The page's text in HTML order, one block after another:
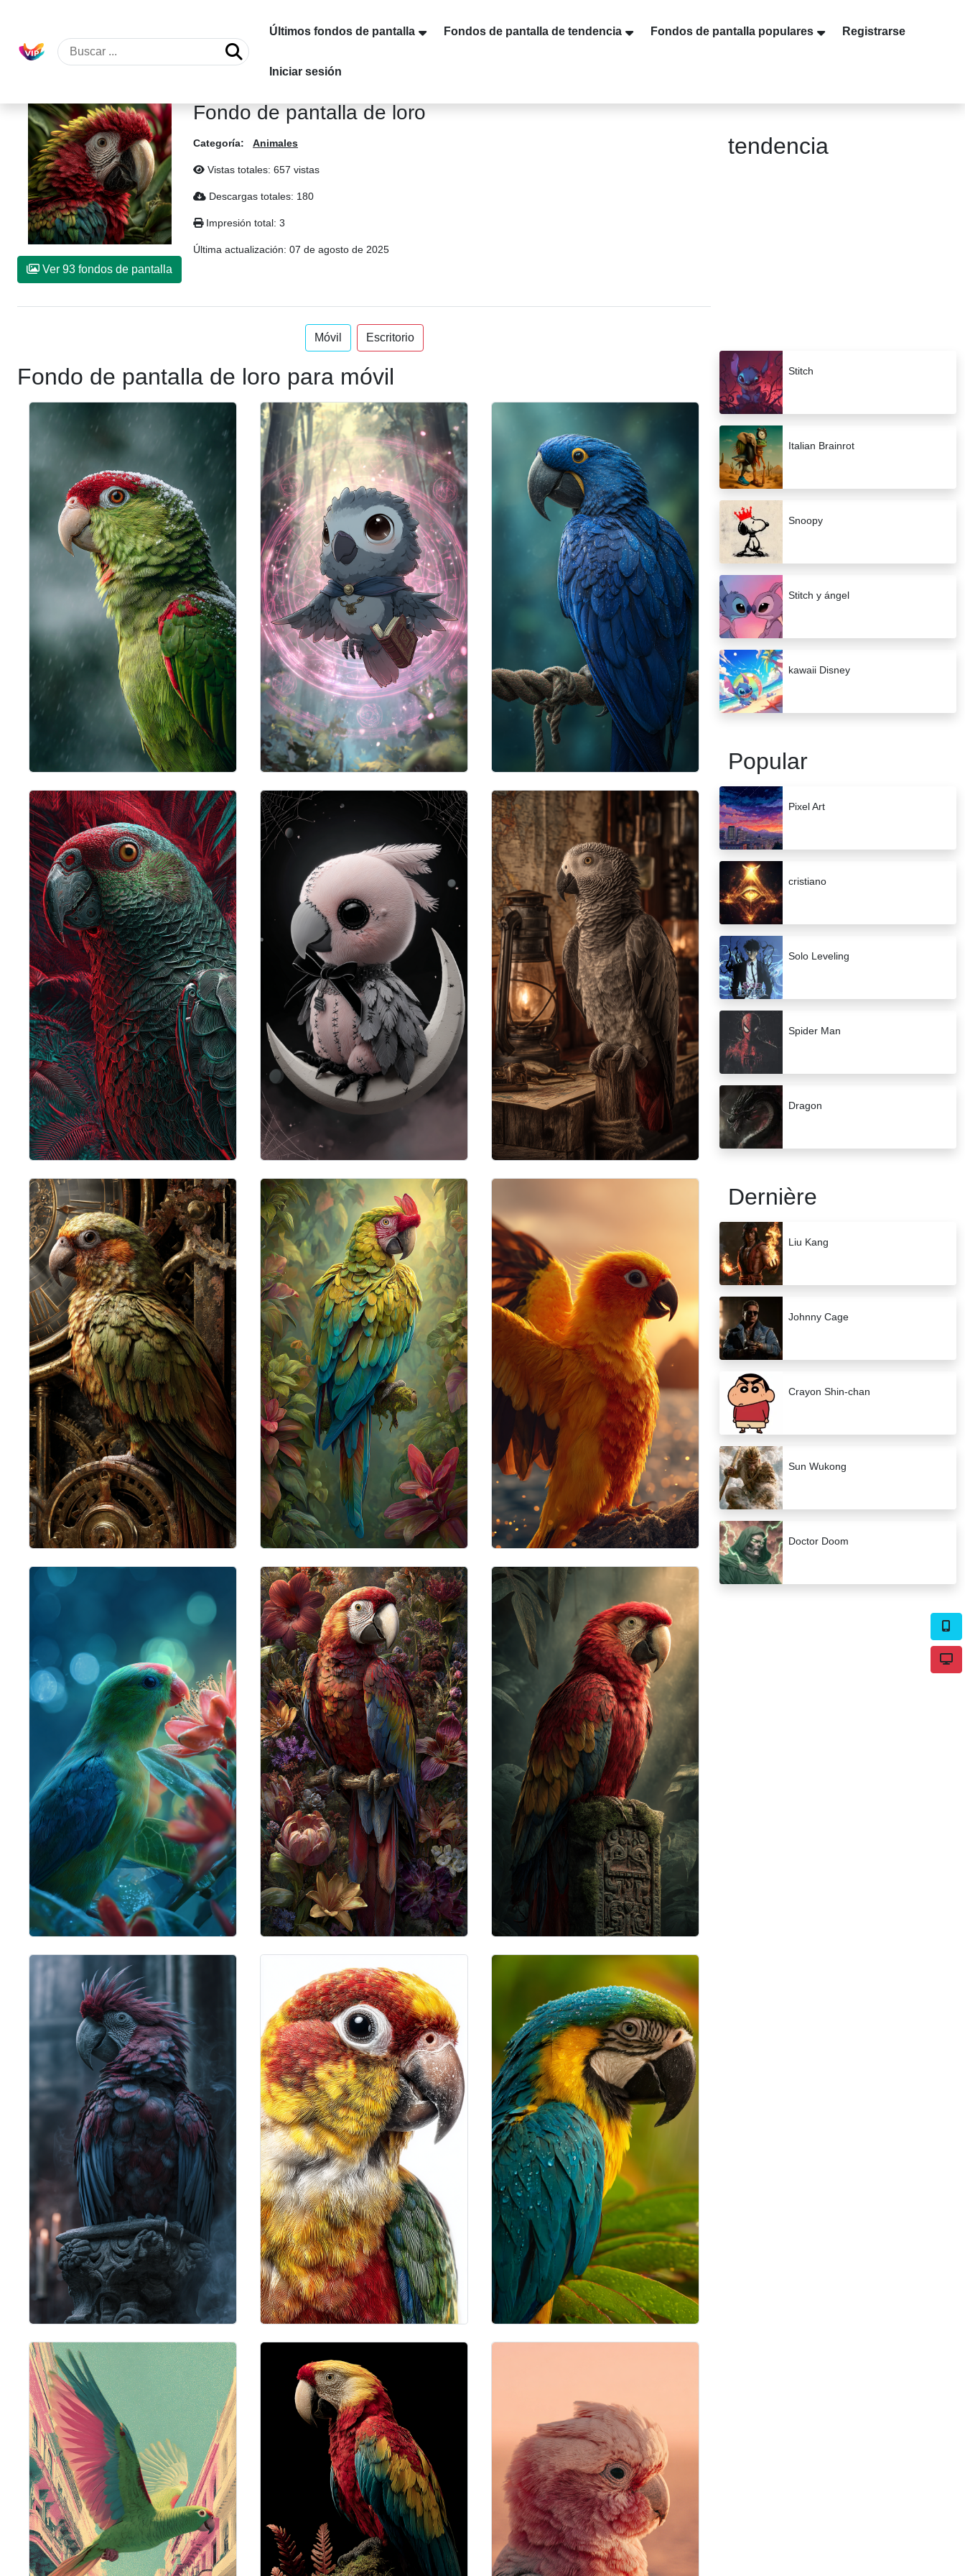
Últimos fondos de pantalla Fondos de pantalla de tendencia Fondos de pantalla populares Registrarse
Iniciar sesión
Ver 93 fondos de pantalla
Fondo de pantalla de loro
Categoría: Animales
Vistas totales: 657 vistas
Descargas totales: 180
Impresión total: 3
Última actualización: 07 de agosto de 2025
Móvil Escritorio
Fondo de pantalla de loro para móvil
tendencia
Stitch
Italian Brainrot
Snoopy
Stitch y ángel
kawaii Disney
Popular
Pixel Art
cristiano
Solo Leveling
Spider Man
Dragon
Dernière
Liu Kang
Johnny Cage
Crayon Shin-chan
Sun Wukong
Doctor Doom